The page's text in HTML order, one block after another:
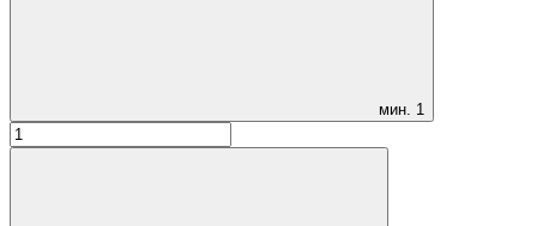
мин. 1